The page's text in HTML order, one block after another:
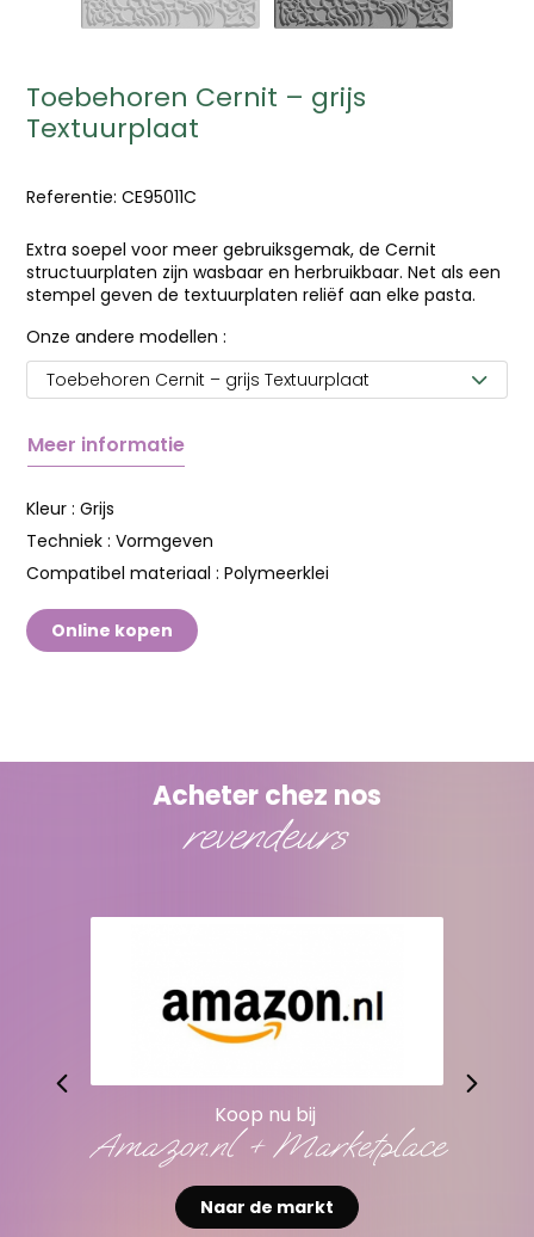
Toebehoren Cernit – grijs
Textuurplaat
Referentie: CE95011C
Extra soepel voor meer gebruiksgemak, de Cernit
structuurplaten zijn wasbaar en herbruikbaar. Net als een
stempel geven de textuurplaten reliëf aan elke pasta.
Onze andere modellen :
Toebehoren Cernit – grijs Textuurplaat
Meer informatie
Kleur : Grijs
Techniek : Vormgeven
Compatibel materiaal : Polymeerklei
Online kopen
Acheter chez nos
revendeurs
Koop nu bij
Amazon.nl + Marketplace
Naar de markt